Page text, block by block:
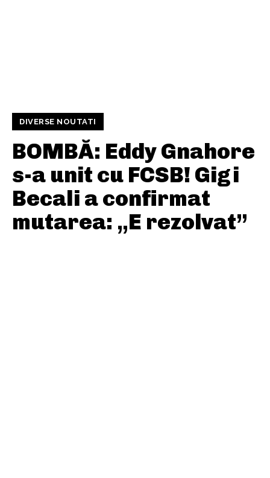
DIVERSE NOUTATI
BOMBĂ: Eddy Gnahore
s-a unit cu FCSB! Gigi
Becali a confirmat
mutarea: „E rezolvat”